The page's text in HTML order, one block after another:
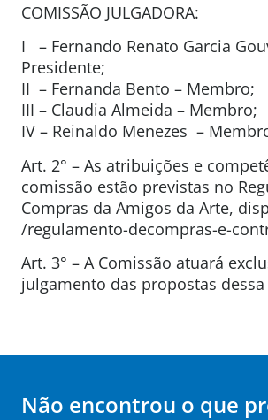
COMISSÃO JULGADORA:
I – Fernando Renato Garcia
Presidente;
II – Fernanda Bento – Membro;
III – Claudia Almeida – Membro;
IV – Reinaldo Menezes –
Art. 2° – As atribuições e
comissão estão previstas no
Compras da Amigos da Arte,
/regulamento-decompras-e-
Art. 3° – A Comissão atuará
julgamento das propostas dessa
Não encontrou o que